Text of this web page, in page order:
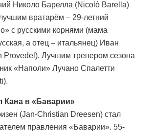
Николо Барелла (Nicolò Barella)
вратарём – 29-летний
с русскими корнями (мама
а отец – итальянец) Иван
Provedel). Лучшим тренером сезона
«Наполи» Лучано Спалетти
Кана в «Баварии»
(Jan-Christian Dreesen) стал
правления «Баварии». 55-